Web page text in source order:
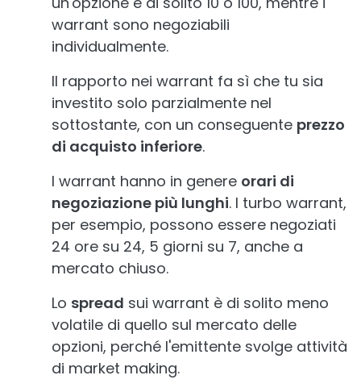
warrant sono negoziabili
individualmente.
Il rapporto nei warrant fa sì che tu sia
investito solo parzialmente nel
sottostante, con un conseguente prezzo
di acquisto inferiore.
I warrant hanno in genere orari di
negoziazione più lunghi. I turbo warrant,
per esempio, possono essere negoziati
24 ore su 24, 5 giorni su 7, anche a
mercato chiuso.
Lo spread sui warrant è di solito meno
volatile di quello sul mercato delle
opzioni, perché l'emittente svolge attività
di market making.